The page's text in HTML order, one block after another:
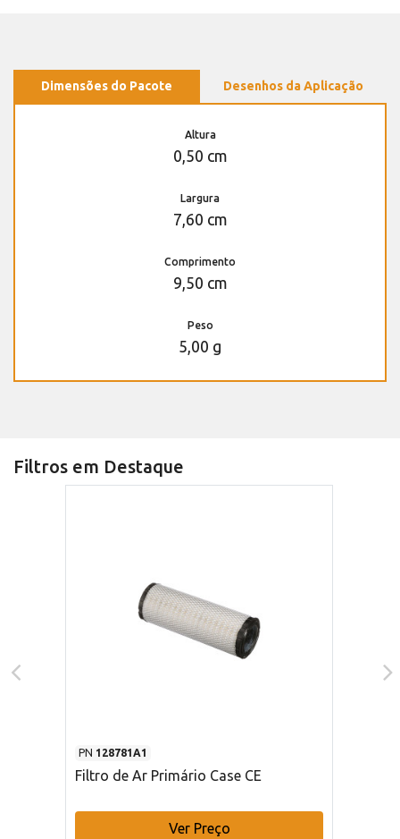
Dimensões do Pacote Desenhos da Aplicação
Altura
0,50 cm
Largura
7,60 cm
Comprimento
9,50 cm
Peso
5,00 g
Filtros em Destaque
PN 128781A1
Filtro de Ar Primário Case CE
Ver Preço